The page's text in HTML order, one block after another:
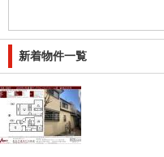
新着物件一覧